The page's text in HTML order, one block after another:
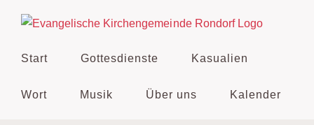
Inhalt
Start
Gottesdienste Kasualien
Wort Musik Über uns Kalender